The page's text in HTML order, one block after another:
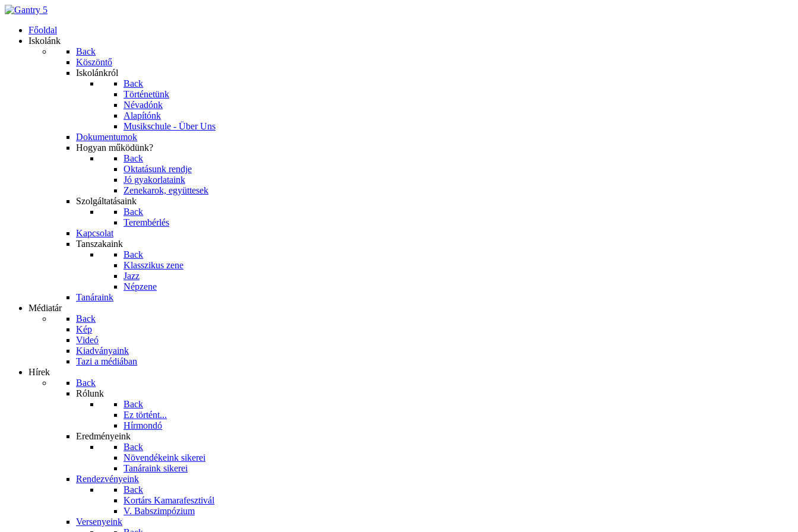
Főoldal
Iskolánk
Back
Köszöntő
Iskolánkról
Back
Történetünk
Névadónk
Alapítónk
Musikschule - Über Uns
Dokumentumok
Hogyan működünk?
Back
Oktatásunk rendje
Jó gyakorlataink
Zenekarok, együttesek
Szolgáltatásaink
Back
Terembérlés
Kapcsolat
Tanszakaink
Back
Klasszikus zene
Jazz
Népzene
Tanáraink
Médiatár
Back
Kép
Videó
Kiadványaink
Tazi a médiában
Hírek
Back
Rólunk
Back
Ez történt...
Hírmondó
Eredményeink
Back
Növendékeink sikerei
Tanáraink sikerei
Rendezvényeink
Back
Kortárs Kamarafesztivál
V. Babszimpózium
Versenyeink